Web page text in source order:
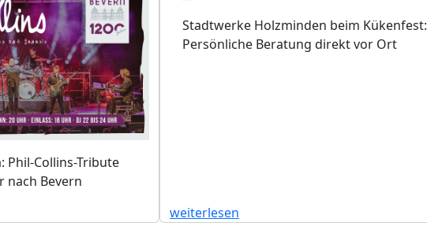
Phil-Collins-Tribute
nach Bevern
Stadtwerke Holzminden beim Kükenfest:
Persönliche Beratung direkt vor Ort
weiterlesen